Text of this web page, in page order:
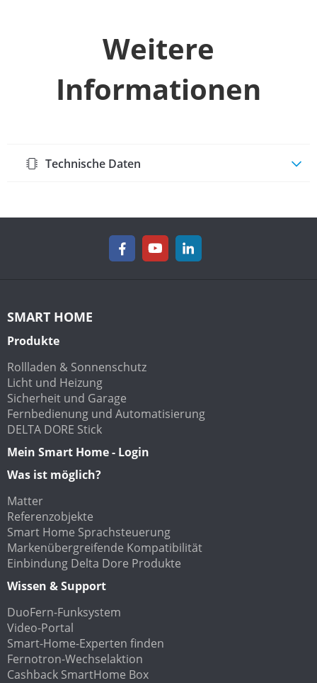
Weitere
Informationen
Technische Daten
SMART HOME
Produkte
Rollladen & Sonnenschutz
Licht und Heizung
Sicherheit und Garage
Fernbedienung und Automatisierung
DELTA DORE Stick
Mein Smart Home - Login
Was ist möglich?
Matter
Referenzobjekte
Smart Home Sprachsteuerung
Markenübergreifende Kompatibilität
Einbindung Delta Dore Produkte
Wissen & Support
DuoFern-Funksystem
Video-Portal
Smart-Home-Experten finden
Fernotron-Wechselaktion
Cashback SmartHome Box